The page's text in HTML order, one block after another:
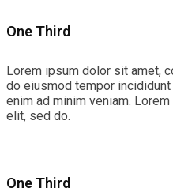
One Third
Lorem ipsum dolor sit amet,
do eiusmod tempor
enim ad minim veniam.
elit, sed do.
One Third